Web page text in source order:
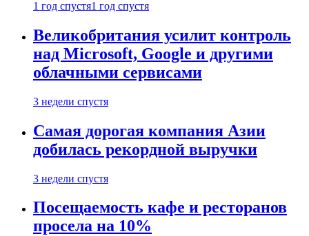
1 год спустя1 год спустя
Великобритания усилит контроль
над Microsoft, Google и другими
облачными сервисами
3 недели спустя
Самая дорогая компания Азии
добилась рекордной выручки
3 недели спустя
Посещаемость кафе и ресторанов
просела на 10%